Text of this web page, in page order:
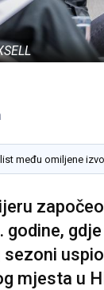
među omiljene
godine,
mjesta u